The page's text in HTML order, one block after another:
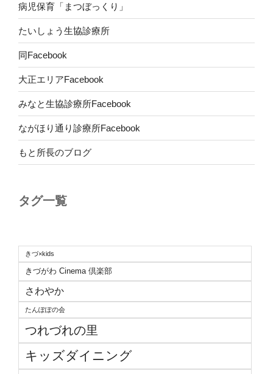
病児保育「まつぼっくり」
たいしょう生協診療所
同Facebook
大正エリアFacebook
みなと生協診療所Facebook
ながほり通り診療所Facebook
もと所長のブログ
タグ一覧
きづ×kids
きづがわ Cinema 倶楽部
さわやか
たんぽぽの会
つれづれの里
キッズダイニング